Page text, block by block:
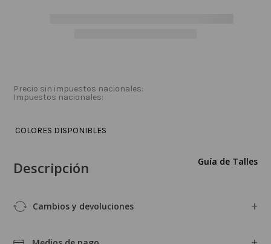
Precio sin impuestos nacionales:
Impuestos nacionales:
COLORES DISPONIBLES
Guía de Talles
Descripción
Cambios y devoluciones